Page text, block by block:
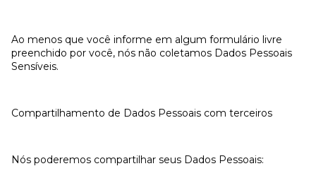
Ao menos que você informe em algum formulário livre
preenchido por você, nós não coletamos Dados Pessoais
Sensíveis.
Compartilhamento de Dados Pessoais com terceiros
Nós poderemos compartilhar seus Dados Pessoais: